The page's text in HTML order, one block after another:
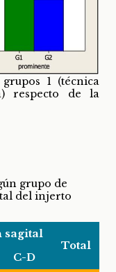
1 (técnica
respecto de la
grupo de
del injerto
sagital
Total
C-D